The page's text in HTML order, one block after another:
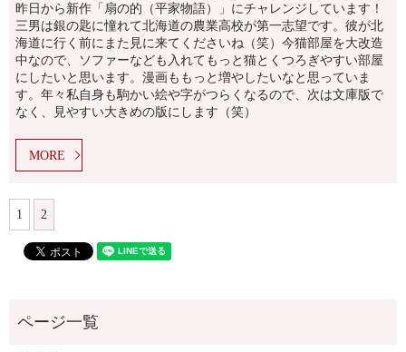
昨日から新作「扇の的（平家物語）」にチャレンジしています！
三男は銀の匙に憧れて北海道の農業高校が第一志望です。彼が北
海道に行く前にまた見に来てくださいね（笑）今猫部屋を大改造
中なので、ソファーなども入れてもっと猫とくつろぎやすい部屋
にしたいと思います。漫画ももっと増やしたいなと思っていま
す。年々私自身も駒かい絵や字がつらくなるので、次は文庫版で
なく、見やすい大きめの版にします（笑）
MORE
1 2